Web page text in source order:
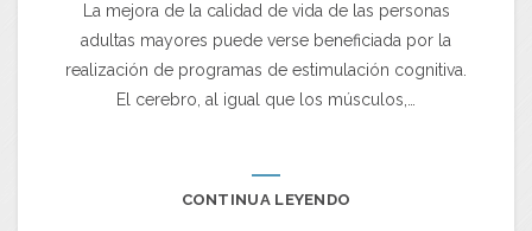
La mejora de la calidad de vida de las personas
adultas mayores puede verse beneficiada por la
realización de programas de estimulación cognitiva.
El cerebro, al igual que los músculos,…
CONTINUA LEYENDO